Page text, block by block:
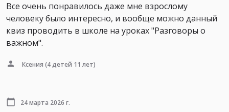
Все очень понравилось даже мне взрослому
человеку было интересно, и вообще можно данный
квиз проводить в школе на уроках "Разговоры о
важном".
Ксения (4 детей 11 лет)
24 марта 2026 г.